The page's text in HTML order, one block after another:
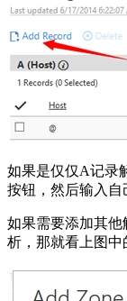
如果是仅仅A记录
按钮，然后输入自
如果需要添加其
析，那就看上图中